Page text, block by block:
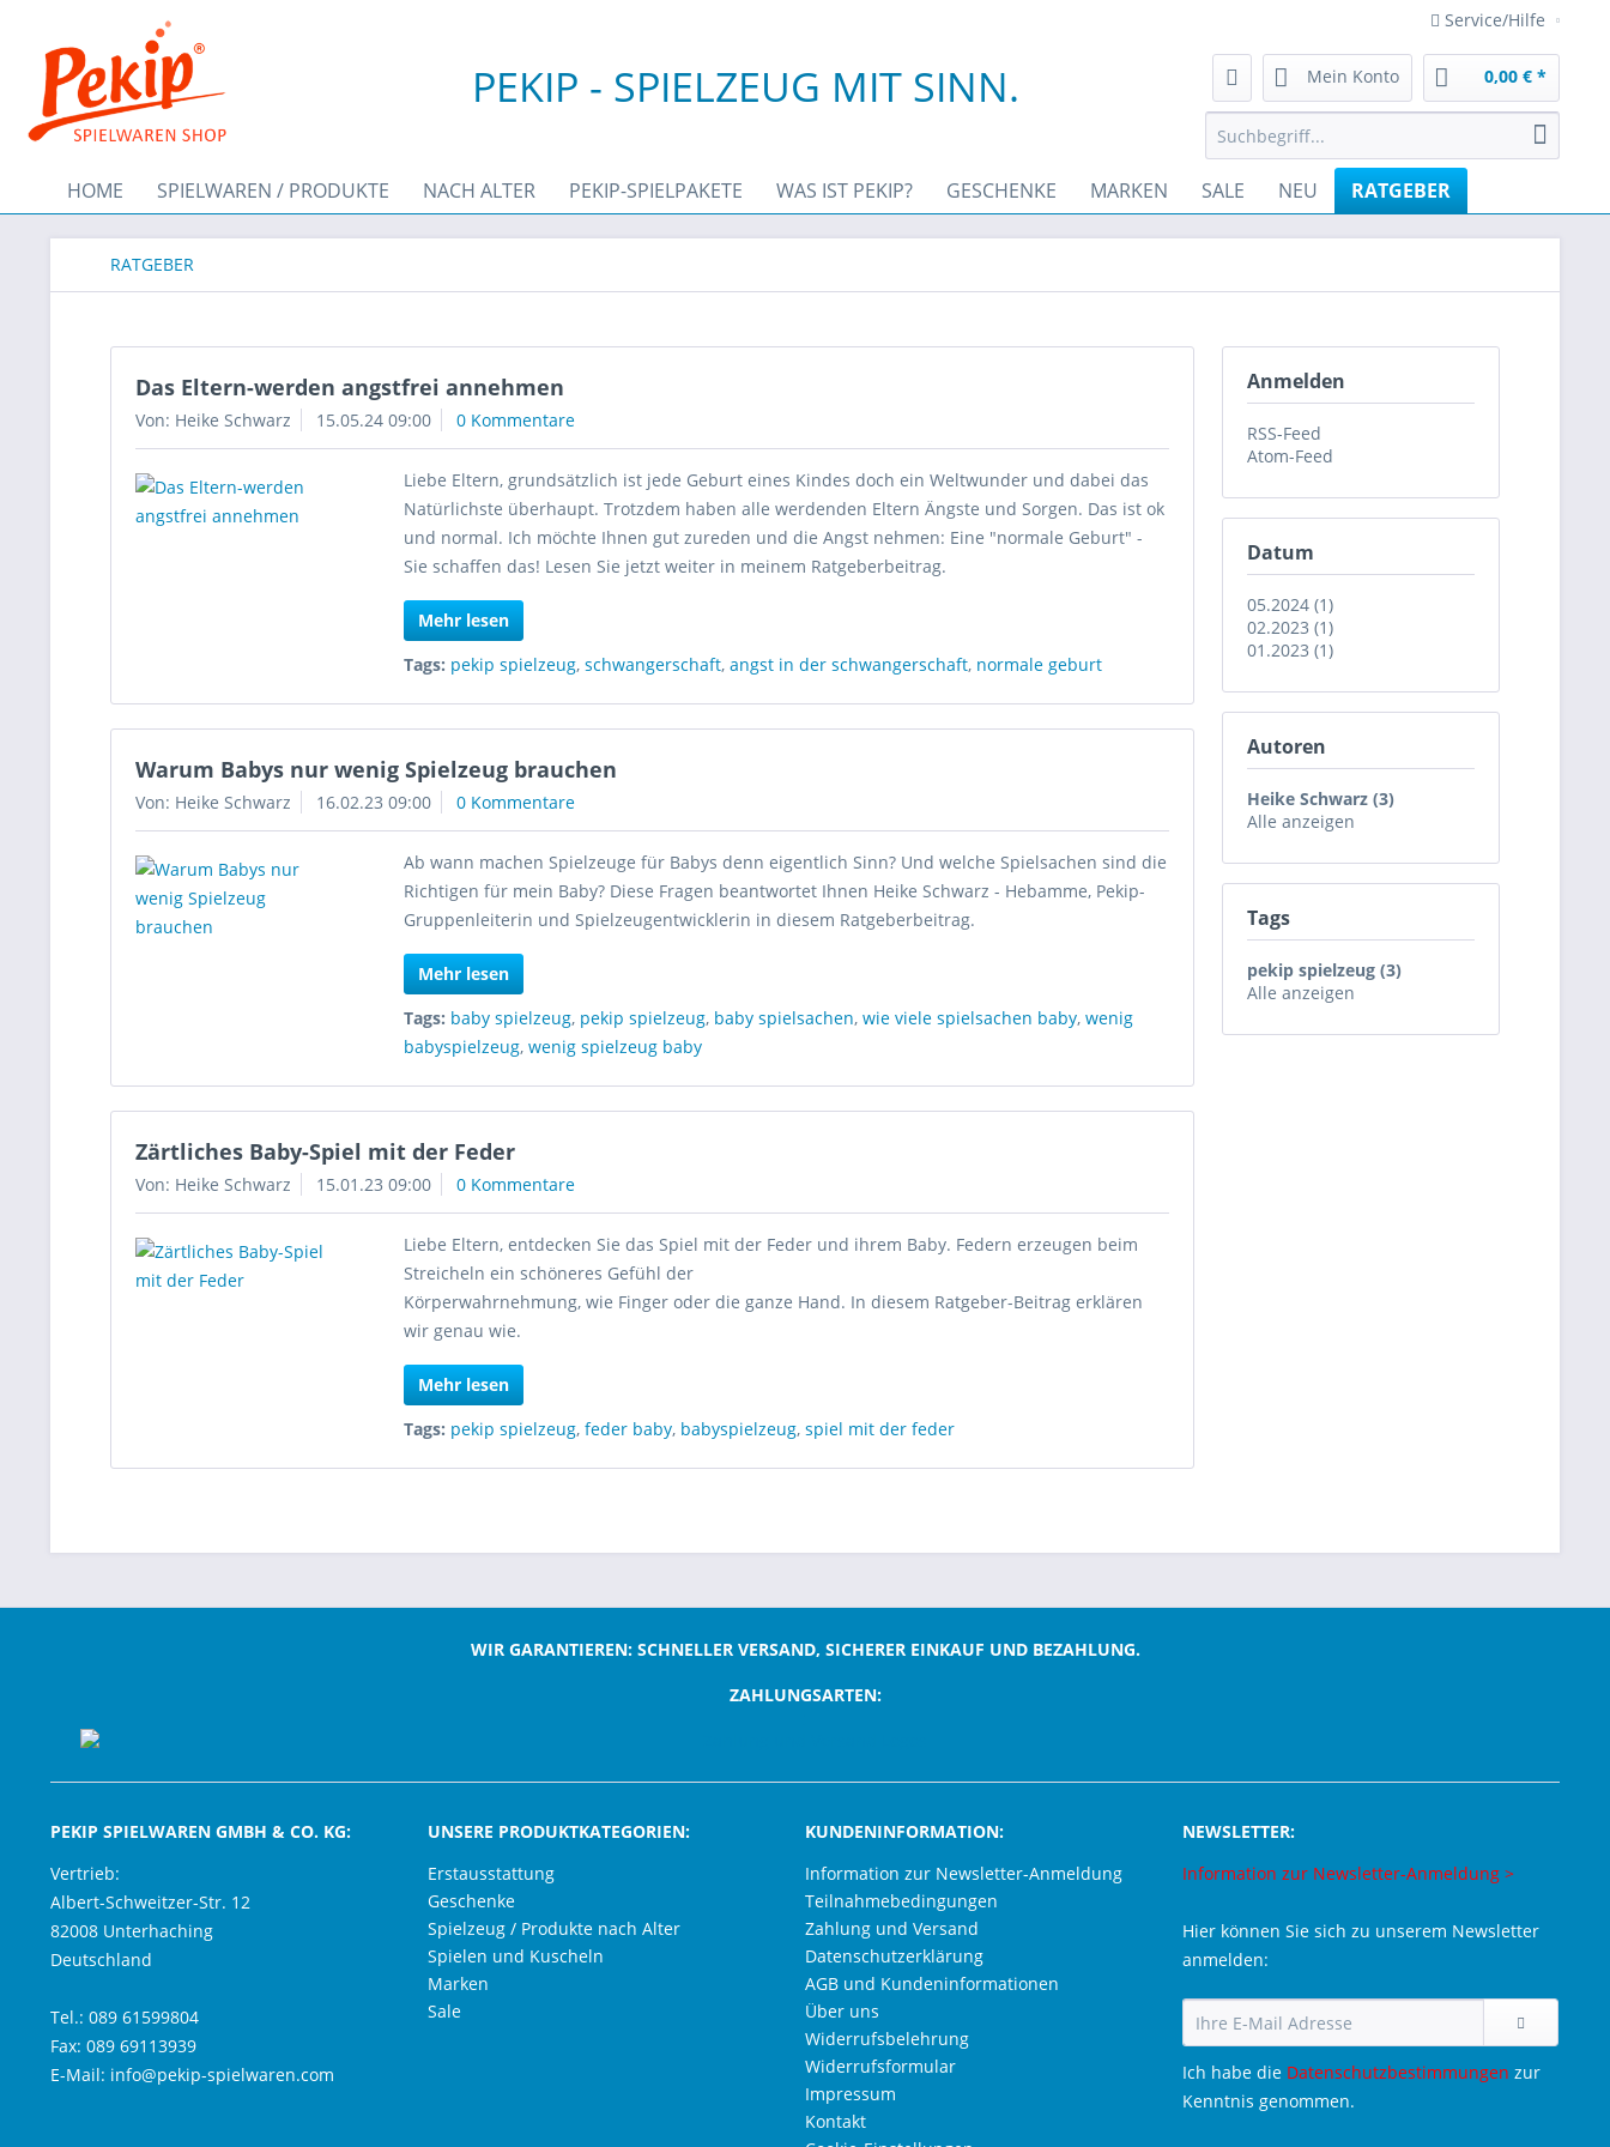
Service/Hilfe
PEKIP - SPIELZEUG MIT SINN. Mein Konto 0,00 € *
HOME SPIELWAREN / PRODUKTE NACH ALTER PEKIP-SPIELPAKETE WAS IST PEKIP? GESCHENKE MARKEN SALE NEU RATGEBER
RATGEBER
Anmelden
RSS-Feed
Atom-Feed
Datum
05.2024 (1)
02.2023 (1)
01.2023 (1)
Autoren
Heike Schwarz (3)
Alle anzeigen
Tags
pekip spielzeug (3)
Alle anzeigen
Das Eltern-werden angstfrei annehmen
Von: Heike Schwarz 15.05.24 09:00 0 Kommentare
Liebe Eltern, grundsätzlich ist jede Geburt eines Kindes doch ein Weltwunder und dabei das
Natürlichste überhaupt. Trotzdem haben alle werdenden Eltern Ängste und Sorgen. Das ist ok
und normal. Ich möchte Ihnen gut zureden und die Angst nehmen: Eine "normale Geburt" -
Sie schaffen das! Lesen Sie jetzt weiter in meinem Ratgeberbeitrag.
Mehr lesen
Tags: pekip spielzeug,schwangerschaft,angst in der schwangerschaft, normale geburt
Warum Babys nur wenig Spielzeug brauchen
Von: Heike Schwarz 16.02.23 09:00 0 Kommentare
Ab wann machen Spielzeuge für Babys denn eigentlich Sinn? Und welche Spielsachen sind die
Richtigen für mein Baby? Diese Fragen beantwortet Ihnen Heike Schwarz - Hebamme, Pekip-
Gruppenleiterin und Spielzeugentwicklerin in diesem Ratgeberbeitrag.
Mehr lesen
Tags: baby spielzeug, pekip spielzeug, baby spielsachen,wie viele spielsachen baby,wenig
babyspielzeug,wenig spielzeug baby
Zärtliches Baby-Spiel mit der Feder
Von: Heike Schwarz 15.01.23 09:00 0 Kommentare
Liebe Eltern, entdecken Sie das Spiel mit der Feder und ihrem Baby. Federn erzeugen beim
Streicheln ein schöneres Gefühl der
Körperwahrnehmung, wie Finger oder die ganze Hand. In diesem Ratgeber-Beitrag erklären
wir genau wie.
Mehr lesen
Tags: pekip spielzeug,feder baby, babyspielzeug,spiel mit der feder
WIR GARANTIEREN: SCHNELLER VERSAND, SICHERER EINKAUF UND BEZAHLUNG.
ZAHLUNGSARTEN:
PEKIP SPIELWAREN GMBH & CO. KG:
Vertrieb:
Albert-Schweitzer-Str. 12
82008 Unterhaching
Deutschland
Tel.: 089 61599804
Fax: 089 69113939
E-Mail: info@pekip-spielwaren.com
UNSERE PRODUKTKATEGORIEN:
Erstausstattung
Geschenke
Spielzeug / Produkte nach Alter
Spielen und Kuscheln
Marken
Sale
KUNDENINFORMATION:
Information zur Newsletter-Anmeldung
Teilnahmebedingungen
Zahlung und Versand
Datenschutzerklärung
AGB und Kundeninformationen
Über uns
Widerrufsbelehrung
Widerrufsformular
Impressum
Kontakt
NEWSLETTER:
Information zur Newsletter-Anmeldung >
Hier können Sie sich zu unserem Newsletter
anmelden:
Ich habe die Datenschutzbestimmungen zur
Kenntnis genommen.